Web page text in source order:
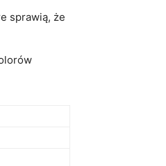
sprawią, że